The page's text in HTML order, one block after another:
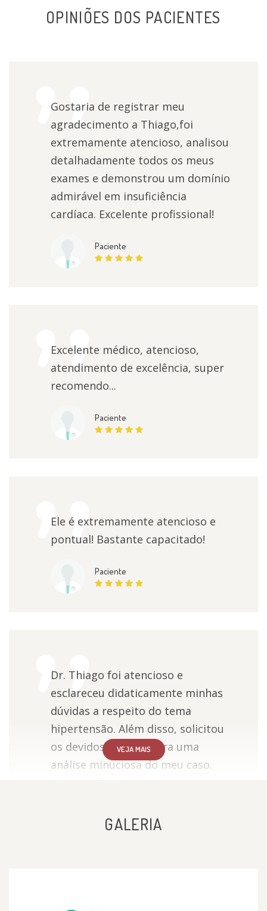
OPINIÕES DOS PACIENTES
Gostaria de registrar meu
agradecimento a Thiago,foi
extremamente atencioso, analisou
detalhadamente todos os meus
exames e demonstrou um domínio
admirável em insuficiência
cardíaca. Excelente profissional!
Paciente
Excelente médico, atencioso,
atendimento de excelência, super
recomendo...
Paciente
Ele é extremamente atencioso e
pontual! Bastante capacitado!
Paciente
Dr. Thiago foi atencioso e
esclareceu didaticamente minhas
dúvidas a respeito do tema
hipertensão. Além disso, solicitou
os devidos exames para uma
análise minuciosa do meu caso.
VEJA MAIS
GALERIA